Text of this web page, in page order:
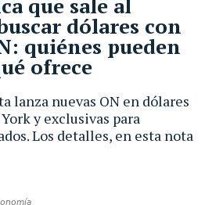
lanza nuevas ON en dólares
y exclusivas para
Los detalles, en esta nota
que sale al
dólares con
quiénes pueden
ofrece